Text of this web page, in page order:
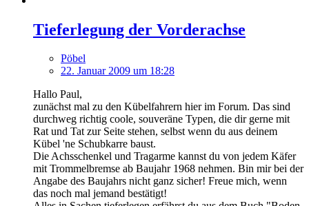
Tieferlegung der Vorderachse
Pöbel
22. Januar 2009 um 18:28
Hallo Paul,
zunächst mal zu den Kübelfahrern hier im Forum. Das sind
durchweg richtig coole, souveräne Typen, die dir gerne mit
Rat und Tat zur Seite stehen, selbst wenn du aus deinem
Kübel 'ne Schubkarre baust.
Die Achsschenkel und Tragarme kannst du von jedem Käfer
mit Trommelbremse ab Baujahr 1968 nehmen. Bin mir bei der
Angabe des Baujahrs nicht ganz sicher! Freue mich, wenn
das noch mal jemand bestätigt!